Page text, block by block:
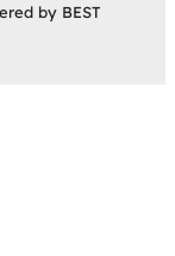
by BEST